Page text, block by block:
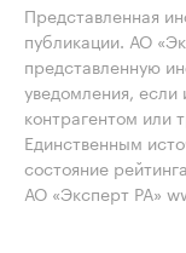
Представленная
публикации. АО
представленную
уведомления,
контрагентом или
Единственным
состояние
АО «Эксперт РА»